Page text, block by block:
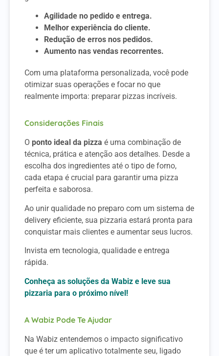
Agilidade no pedido e entrega.
Melhor experiência do cliente.
Redução de erros nos pedidos.
Aumento nas vendas recorrentes.
Com uma plataforma personalizada, você pode
otimizar suas operações e focar no que
realmente importa: preparar pizzas incríveis.
Considerações Finais
O ponto ideal da pizza é uma combinação de
técnica, prática e atenção aos detalhes. Desde a
escolha dos ingredientes até o tipo de forno,
cada etapa é crucial para garantir uma pizza
perfeita e saborosa.
Ao unir qualidade no preparo com um sistema de
delivery eficiente, sua pizzaria estará pronta para
conquistar mais clientes e aumentar seus lucros.
Invista em tecnologia, qualidade e entrega
rápida.
Conheça as soluções da Wabiz e leve sua
pizzaria para o próximo nível!
A Wabiz Pode Te Ajudar
Na Wabiz entendemos o impacto significativo
que é ter um aplicativo totalmente seu, ligado